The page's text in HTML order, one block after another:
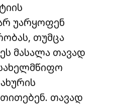
უარყოფენ
თუმცა
მასალა თავად
თავად